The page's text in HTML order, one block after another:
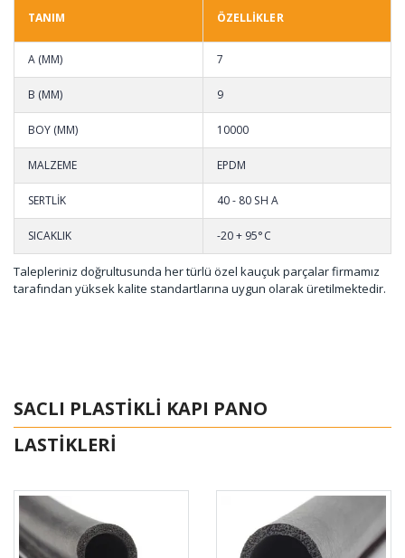
TANIM ÖZELLİKLER
A (MM) 7
B (MM) 9
BOY (MM) 10000
MALZEME EPDM
SERTLİK 40 - 80 SH A
SICAKLIK -20 + 95°C
Talepleriniz doğrultusunda her türlü özel kauçuk parçalar firmamız
tarafından yüksek kalite standartlarına uygun olarak üretilmektedir.
SACLI PLASTIKLI KAPI PANO
LASTIKLERI